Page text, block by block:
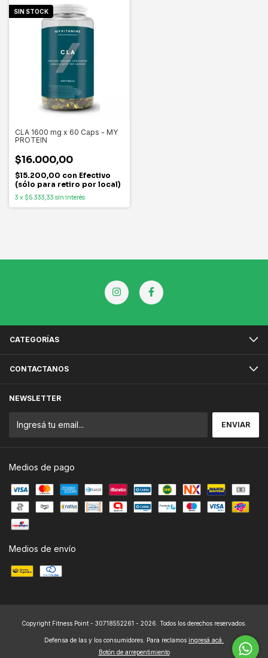
SIN STOCK
CLA 1600 mg x 60 Caps - MY
PROTEIN
$16.000,00
$15.200,00 con Efectivo
(sólo para retiro por local)
3 x $5.333,33 sin interés
CATEGORÍAS
CONTACTANOS
NEWSLETTER
Medios de pago
Medios de envío
Copyright Fitness Point - 30718552261 - 2026. Todos los derechos reservados.
Defensa de las y los consumidores. Para reclamos ingresá acá.
Botón de arrepentimiento